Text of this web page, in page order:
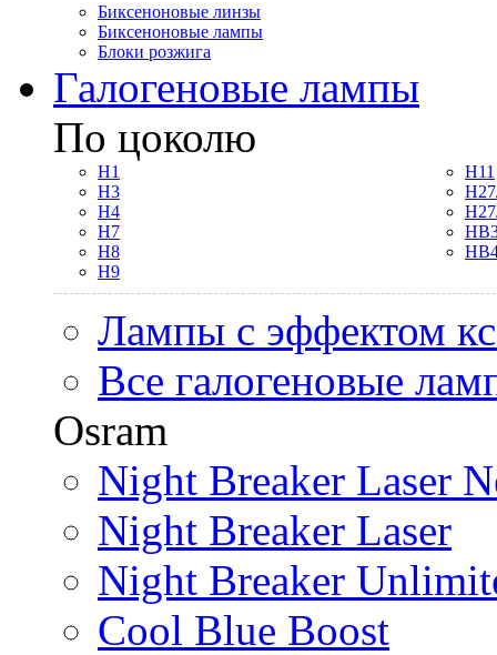
Биксеноновые линзы
Биксеноновые лампы
Блоки розжига
Галогеновые лампы
По цоколю
H1
H3
H4
H7
H8
H9
H11
Лампы с эффектом
Все галогеновые
Osram
Night Breaker Laser
Night Breaker Laser
Night Breaker
Cool Blue Boost